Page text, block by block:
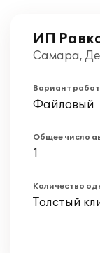
ИП
Самара,
Вариант
Файловый
Общее число
1
Количество
Толстый